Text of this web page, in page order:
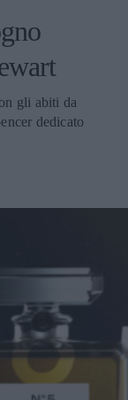
gli abiti da
dedicato